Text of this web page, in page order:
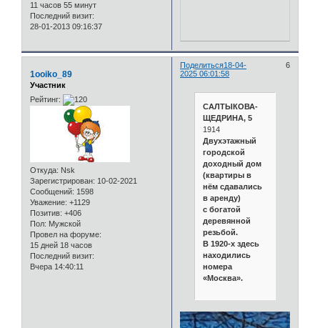
11 часов 55 минут
Последний визит:
28-01-2013 09:16:37
Поделиться 6
18-04-
2025 06:01:58
1ooiko_89
Участник
Рейтинг:
Откуда: Nsk
Зарегистрирован: 10-02-2021
Сообщений: 1598
Уважение: +1129
Позитив: +406
Пол: Мужской
Провел на форуме:
15 дней 18 часов
Последний визит:
Вчера 14:40:11
САЛТЫКОВА-
ЩЕДРИНА, 5
1914
Двухэтажный
городской
доходный дом
(квартиры в
нём сдавались
в аренду)
с богатой
деревянной
резьбой.
В 1920-х здесь
находились
номера
«‎Москва».